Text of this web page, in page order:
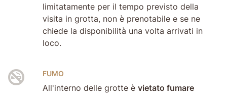
limitatamente per il tempo previsto della
visita in grotta, non è prenotabile e se ne
chiede la disponibilità una volta arrivati in
loco.
FUMO
All'interno delle grotte è vietato fumare